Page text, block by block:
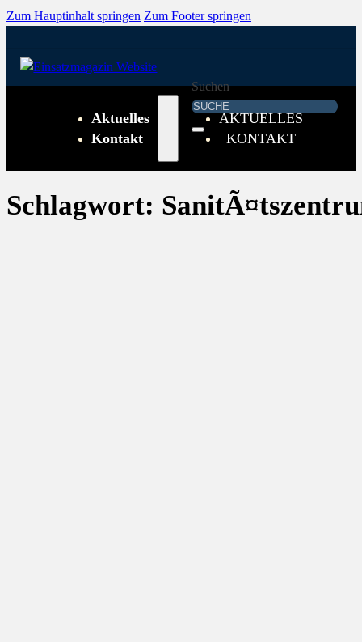
Zum Hauptinhalt springen Zum Footer springen
Suchen
Aktuelles
Kontakt
AKTUELLES
KONTAKT
Schlagwort: